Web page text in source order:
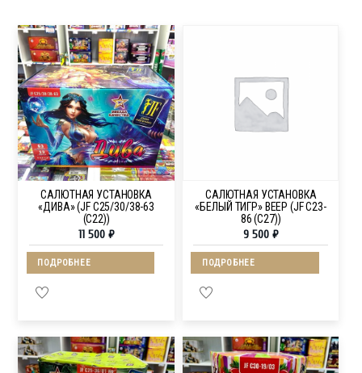
САЛЮТНАЯ УСТАНОВКА
«ДИВА» (JF C25/30/38-63
(C22))
11 500 ₽
ПОДРОБНЕЕ
САЛЮТНАЯ УСТАНОВКА
«БЕЛЫЙ ТИГР» ВЕЕР (JF C23-
86 (C27))
9 500 ₽
ПОДРОБНЕЕ